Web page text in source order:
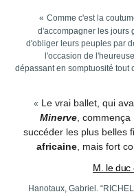
« Comme c'est la
d'accompagner les jours
d'obliger leurs peuples par
l'occasion de
dépassant en somptuosité tout
« Le vrai ballet, qui
Minerve ,
succéder les plus belles
africaine , mais fort
M. le duc
Hanotaux, Gabriel.